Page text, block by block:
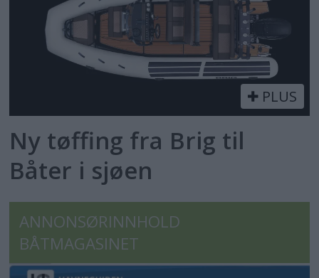
PLUS
Ny tøffing fra Brig til
Båter i sjøen
ANNONSØRINNHOLD
BÅTMAGASINET